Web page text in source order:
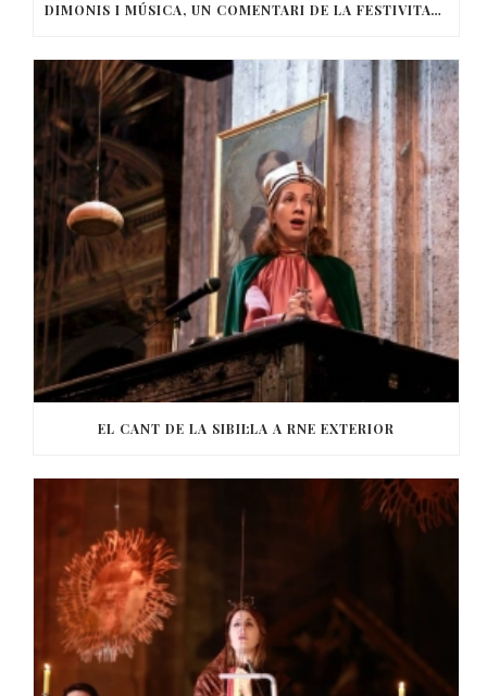
DIMONIS I MÚSICA, UN COMENTARI DE LA FESTIVITAT DE SANT ANTONI
EL CANT DE LA SIBIL·LA A RNE EXTERIOR